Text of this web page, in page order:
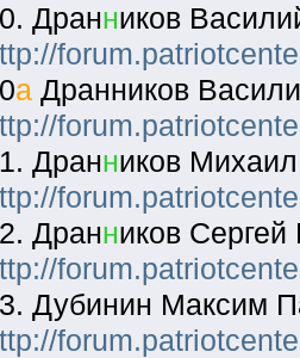
Дранников
аДранников
Дранников
Дранников
Дубинин Максим